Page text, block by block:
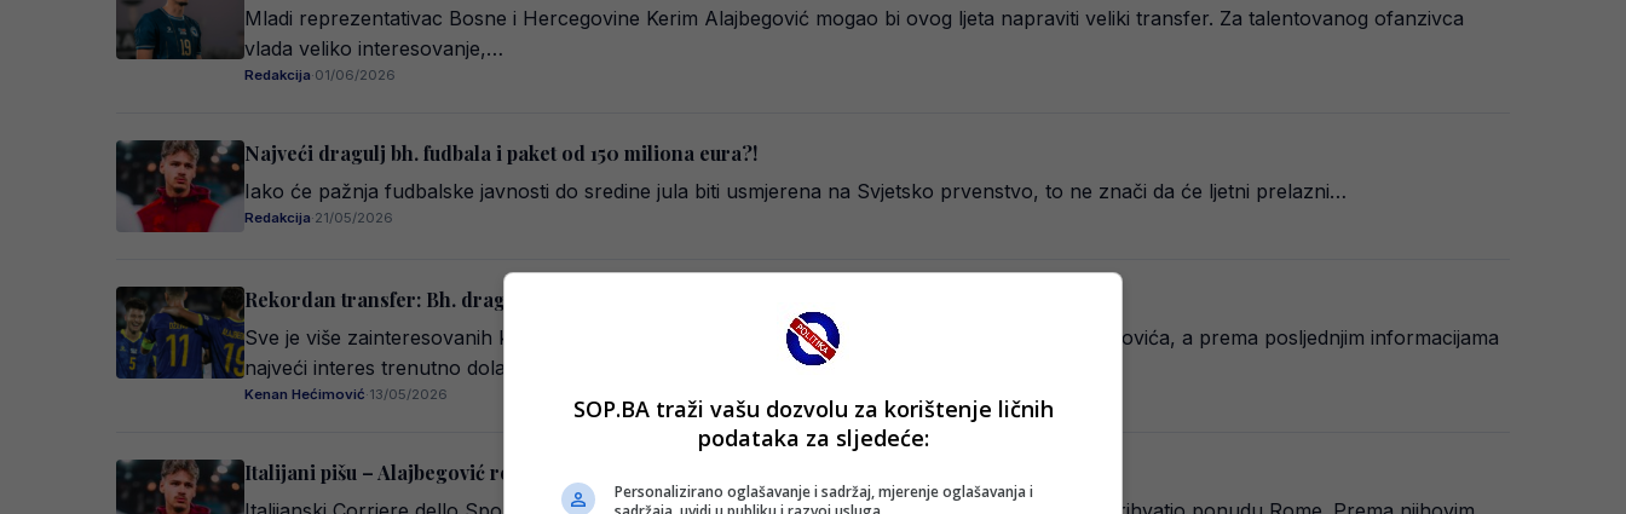
Mladi reprezentativac Bosne i Hercegovine Kerim Alajbegović mogao bi ovog ljeta napraviti veliki transfer. Za talentovanog ofanzivca
vlada veliko interesovanje,…
Redakcija·01/06/2026
Najveći dragulj bh. fudbala i paket od 150 miliona eura?!
Iako će pažnja fudbalske javnosti do sredine jula biti usmjerena na Svjetsko prvenstvo, to ne znači da će ljetni prelazni…
Redakcija·21/05/2026
Rekordan transfer: Bh. dragulj u Premiershipu?!
Sve je više zainteresovanih klubova za mladog bosanskohercegovačkog talenta Kerima Alajbegovića, a prema posljednjim informacijama
najveći interes trenutno dolazi iz…
Kenan Hećimović·13/05/2026
Italijani pišu – Alajbegović rekao DA!
SOP.BA traži vašu dozvolu za korištenje ličnih
podataka za sljedeće:
Personalizirano oglašavanje i sadržaj, mjerenje oglašavanja i